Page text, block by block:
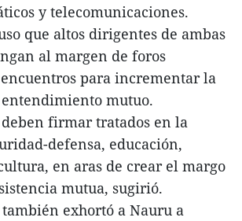
y telecomunicaciones.
que altos dirigentes de ambas
al margen de foros
para incrementar la
mutuo.
deben firmar tratados en la
defensa, educación,
en aras de crear el margo
mutua, sugirió.
exhortó a Nauru a